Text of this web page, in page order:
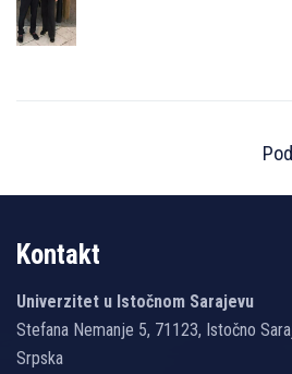
Kontakt
Univerzitet u Istočnom Sarajevu
Stefana Nemanje 5, 71123, Istočno
Srpska